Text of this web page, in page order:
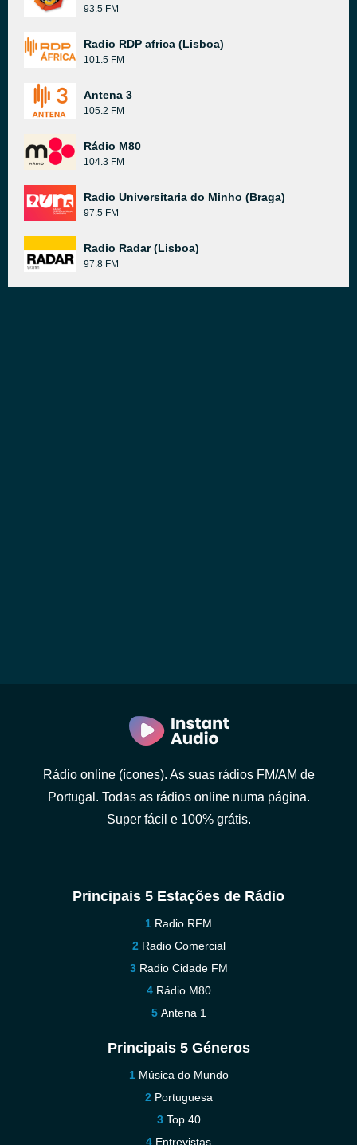
93.5 FM
Radio RDP africa (Lisboa)
101.5 FM
Antena 3
105.2 FM
Rádio M80
104.3 FM
Radio Universitaria do Minho (Braga)
97.5 FM
Radio Radar (Lisboa)
97.8 FM
Rádio online (ícones). As suas rádios FM/AM de
Portugal. Todas as rádios online numa página.
Super fácil e 100% grátis.
Principais 5 Estações de Rádio
Radio RFM
Radio Comercial
Radio Cidade FM
Rádio M80
Antena 1
Principais 5 Géneros
Música do Mundo
Portuguesa
Top 40
Entrevistas